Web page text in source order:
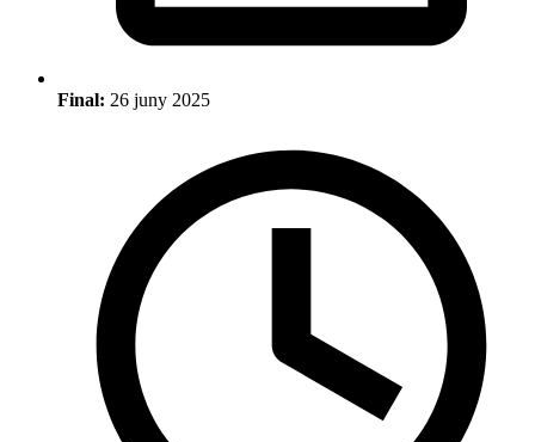
Final: 26 juny 2025